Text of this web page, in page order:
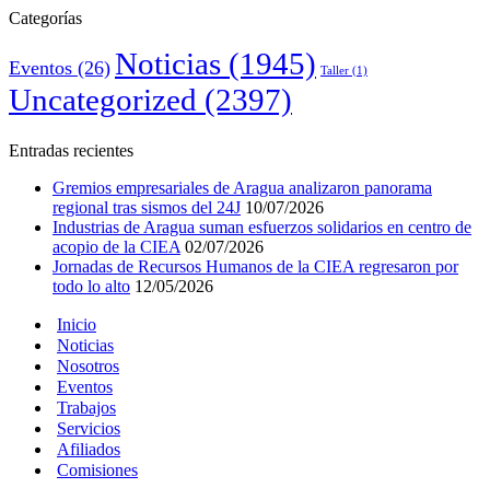
Categorías
Eventos (26) Noticias (1945) Taller (1)
Uncategorized (2397)
Entradas recientes
Gremios empresariales de Aragua analizaron panorama
regional tras sismos del 24J 10/07/2026
Industrias de Aragua suman esfuerzos solidarios en centro de
acopio de la CIEA 02/07/2026
Jornadas de Recursos Humanos de la CIEA regresaron por
todo lo alto 12/05/2026
Inicio
Noticias
Nosotros
Eventos
Trabajos
Servicios
Afiliados
Comisiones